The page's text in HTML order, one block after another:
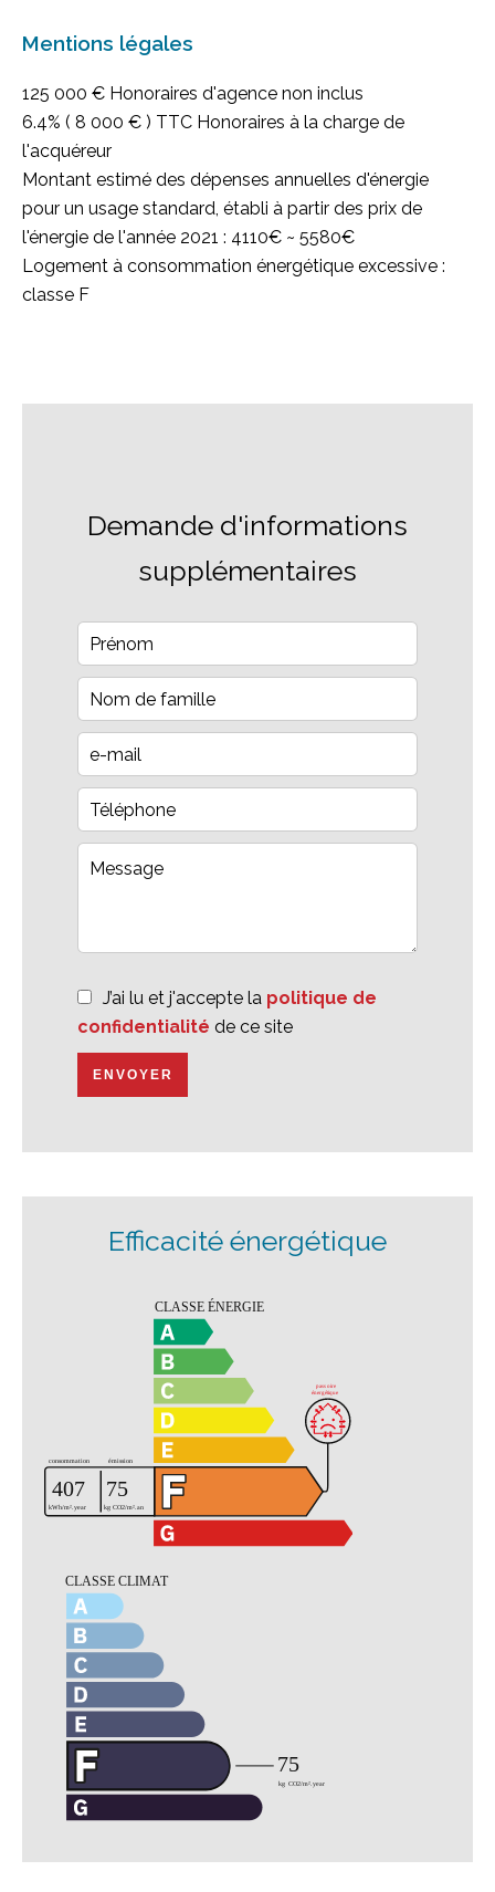
Mentions légales
125 000 € Honoraires d'agence non inclus
6.4% ( 8 000 € ) TTC Honoraires à la charge de
l'acquéreur
Montant estimé des dépenses annuelles d'énergie
pour un usage standard, établi à partir des prix de
l'énergie de l'année 2021 : 4110€ ~ 5580€
Logement à consommation énergétique excessive :
classe F
Demande d'informations
supplémentaires
J’ai lu et j'accepte la politique de
confidentialité de ce site
ENVOYER
Efficacité énergétique